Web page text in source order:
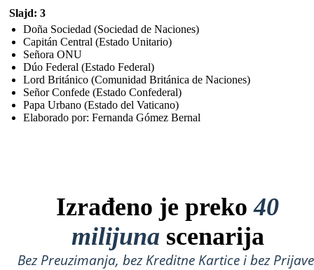
Slajd: 3
Doña Sociedad (Sociedad de Naciones)
Capitán Central (Estado Unitario)
Señora ONU
Dúo Federal (Estado Federal)
Lord Británico (Comunidad Británica de Naciones)
Señor Confede (Estado Confederal)
Papa Urbano (Estado del Vaticano)
Elaborado por: Fernanda Gómez Bernal
Izrađeno je preko40
milijuna scenarija
Bez Preuzimanja, bez Kreditne Kartice i bez